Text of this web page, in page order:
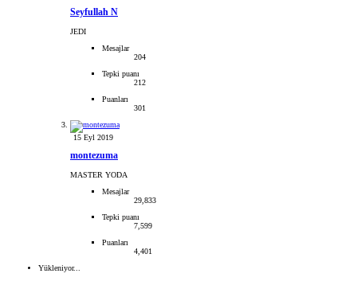
Seyfullah N
JEDI
Mesajlar
204
Tepki puanı
212
Puanları
301
15 Eyl 2019
montezuma
MASTER YODA
Mesajlar
29,833
Tepki puanı
7,599
Puanları
4,401
Yükleniyor...